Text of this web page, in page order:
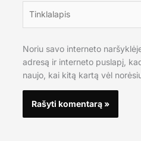
Noriu savo interneto
adresą ir interneto puslapį,
naujo, kai kitą kartą vėl